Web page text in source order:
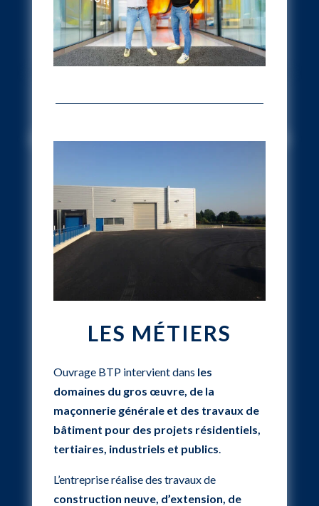
LES MÉTIERS
Ouvrage BTP intervient dans les
domaines du gros œuvre, de la
maçonnerie générale et des travaux de
bâtiment pour des projets résidentiels,
tertiaires, industriels et publics.
L’entreprise réalise des travaux de
construction neuve, d’extension, de